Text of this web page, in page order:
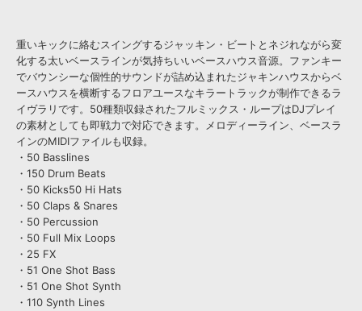
重いキックに絡むスイングするジャッキン・ビートとネジれながら変
化する太いベースラインが気持ちいいベースハウス音源。ファンキー
でバウンシーな個性的サウンドが詰め込まれたジャキンハウスからベ
ースハウスを横断するフロアユースなキラートラックが制作できるラ
イヴラリです。50種類収録されたフルミックス・ループはDJプレイ
の素材としても即戦力で対応できます。メロディーライン、ベースラ
インのMIDIファイルも収録。
・50 Basslines
・150 Drum Beats
・50 Kicks50 Hi Hats
・50 Claps & Snares
・50 Percussion
・50 Full Mix Loops
・25 FX
・51 One Shot Bass
・51 One Shot Synth
・110 Synth Lines